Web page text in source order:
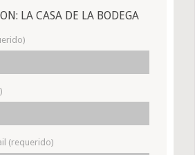
LA CASA DE LA BODEGA
(requerido)